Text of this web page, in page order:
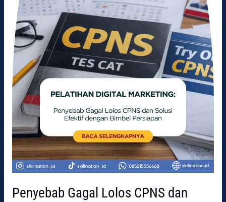
Penyebab Gagal Lolos CPNS dan
Efektif
dengan
Bimbel
Persiapan